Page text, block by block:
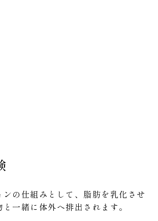
ンの仕組みとして、脂肪を乳化させ
一緒に体外へ排出されます。